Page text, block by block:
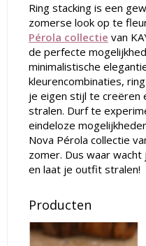
Ring stacking is een
zomerse look op te
Pérola collectie van
de perfecte
minimalistische
kleurencombinaties,
je eigen stijl te creëren
stralen. Durf te
eindeloze
Nova Pérola collectie
zomer. Dus waar
en laat je outfit stralen!
Producten